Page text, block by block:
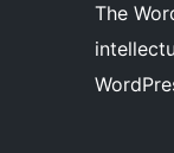
The